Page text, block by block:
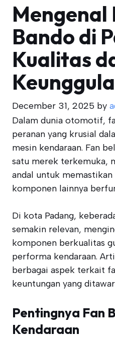
Mengenal
Bando di
Kualitas
December 31, 2025 by
Dalam dunia otomotif,
peranan yang krusial
mesin kendaraan. Fan
satu merek terkemuka,
andal untuk
komponen lainnya
Di kota Padang,
semakin relevan,
komponen berkualitas
performa kendaraan.
berbagai aspek terkait
keuntungan yang
Pentingnya Fan
Kendaraan